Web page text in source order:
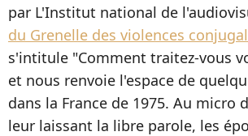
par L'Institut national de
du Grenelle des violences
s'intitule "Comment traitez-vous
et nous renvoie l'espace de
dans la France de 1975. Au micro
leur laissant la libre parole, les